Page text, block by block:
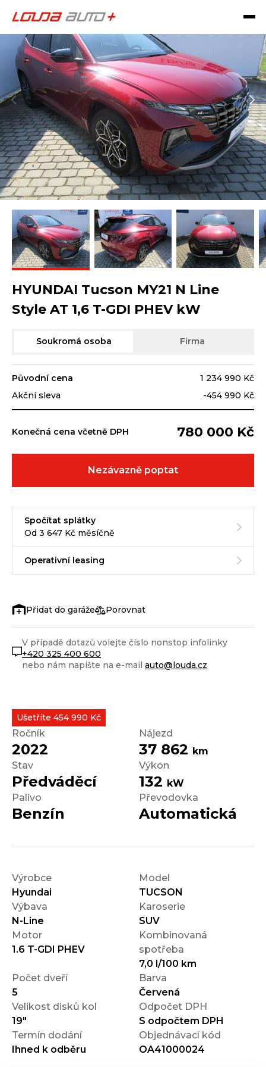
Ušetříte 454 990 Kč
Ročník
2022
Nájezd
37 862 km
Stav
Předváděcí
Výkon
132 kW
Palivo
Benzín
Převodovka
Automatická
Výrobce
Hyundai
Model
TUCSON
Výbava
N-Line
Karoserie
SUV
Motor
1.6 T-GDI PHEV
Kombinovaná
spotřeba
7,0 l/100 km
Počet dveří
5
Barva
Červená
Velikost disků kol
19"
Odpočet DPH
S odpočtem DPH
Termín dodání
Ihned k odběru
Objednávací kód
OA41000024
HYUNDAI Tucson MY21 N Line
Style AT 1,6 T-GDI PHEV kW
Soukromá osoba Firma
Původní cena
1 234 990 Kč
Akční sleva
-454 990 Kč
Konečná cena včetně DPH 780 000 Kč
Nezávazně poptat
Spočítat splátky
Od 3 647 Kč měsíčně
Operativní leasing
Porovnat
V případě dotazů volejte číslo nonstop infolinky
+420 325 400 600
nebo nám napište na e-mail auto@louda.cz